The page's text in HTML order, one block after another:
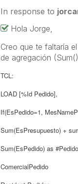
In response to
Hola Jorge,
Creo que te faltaría
de agregación
TCL:
LOAD [%Id Pedido],
If(EsPedido=1,
Sum(EsPresupuesto) +
Sum(EsPedido) as
ComercialPedido